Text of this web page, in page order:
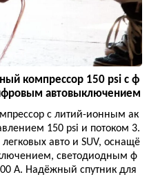
компрессор 150 psi с ф
автовыключением
с литий-ионным ак
150 psi и потоком 3.
авто и SUV, оснащё
светодиодным ф
А. Надёжный спутник для